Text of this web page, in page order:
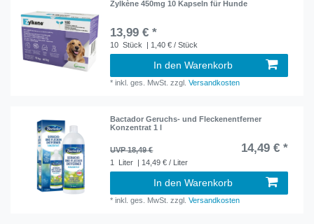
Zylkène 450mg 10 Kapseln für Hunde
13,99 € *
10 Stück | 1,40 € / Stück
In den Warenkorb
*inkl. ges. MwSt. zzgl.Versandkosten
Bactador Geruchs- und Fleckenentferner
Konzentrat 1 l
UVP 18,49 € 14,49 € *
1 Liter | 14,49 € / Liter
In den Warenkorb
*inkl. ges. MwSt. zzgl.Versandkosten